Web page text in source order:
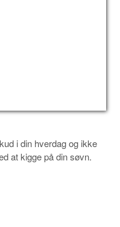
i din hverdag og ikke
at kigge på din søvn.